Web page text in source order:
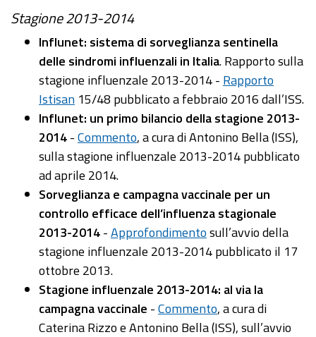
Stagione 2013-2014
Influnet: sistema di sorveglianza sentinella
delle sindromi influenzali in Italia. Rapporto sulla
stagione influenzale 2013-2014 - Rapporto
Istisan 15/48 pubblicato a febbraio 2016 dall’ISS.
Influnet: un primo bilancio della stagione 2013-
2014-Commento, a cura di Antonino Bella (ISS),
sulla stagione influenzale 2013-2014 pubblicato
ad aprile 2014.
Sorveglianza e campagna vaccinale per un
controllo efficace dell’influenza stagionale
2013-2014-Approfondimentosull’avvio della
stagione influenzale 2013-2014 pubblicato il 17
ottobre 2013.
Stagione influenzale 2013-2014: al via la
campagna vaccinale -Commento, a cura di
Caterina Rizzo e Antonino Bella (ISS), sull’avvio